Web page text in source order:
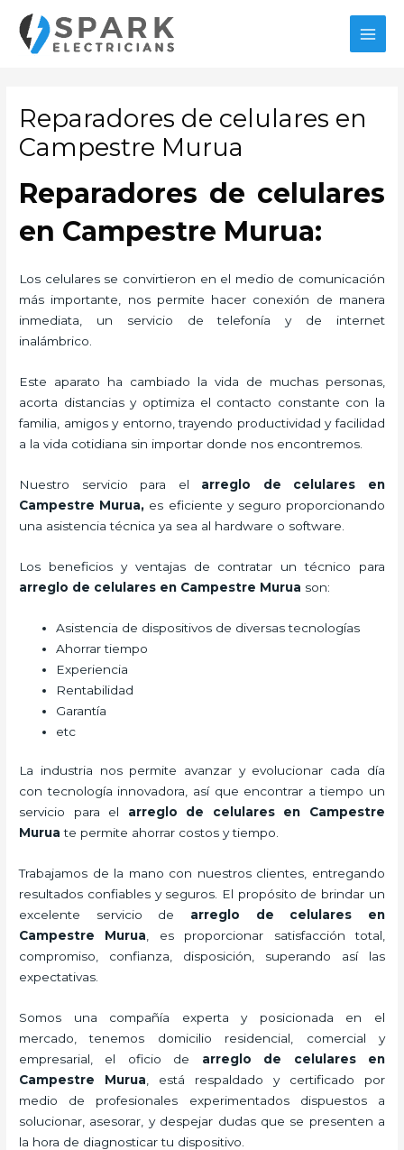
contenido
Reparadores de celulares en
Campestre Murua
Reparadores de celulares
en Campestre Murua:
Los celulares se convirtieron en el medio de comunicación
más importante, nos permite hacer conexión de manera
inmediata, un servicio de telefonía y de internet
inalámbrico.
Este aparato ha cambiado la vida de muchas personas,
acorta distancias y optimiza el contacto constante con la
familia, amigos y entorno, trayendo productividad y facilidad
a la vida cotidiana sin importar donde nos encontremos.
Nuestro servicio para el arreglo de celulares en
Campestre Murua, es eficiente y seguro proporcionando
una asistencia técnica ya sea al hardware o software.
Los beneficios y ventajas de contratar un técnico para
arreglo de celulares en Campestre Murua son:
Asistencia de dispositivos de diversas tecnologías
Ahorrar tiempo
Experiencia
Rentabilidad
Garantía
etc
La industria nos permite avanzar y evolucionar cada día
con tecnología innovadora, así que encontrar a tiempo un
servicio para el arreglo de celulares en Campestre
Murua te permite ahorrar costos y tiempo.
Trabajamos de la mano con nuestros clientes, entregando
resultados confiables y seguros. El propósito de brindar un
excelente servicio de arreglo de celulares en
Campestre Murua , es proporcionar satisfacción total,
compromiso, confianza, disposición, superando así las
expectativas.
Somos una compañía experta y posicionada en el
mercado, tenemos domicilio residencial, comercial y
empresarial, el oficio de arreglo de celulares en
Campestre Murua , está respaldado y certificado por
medio de profesionales experimentados dispuestos a
solucionar, asesorar, y despejar dudas que se presenten a
la hora de diagnosticar tu dispositivo.